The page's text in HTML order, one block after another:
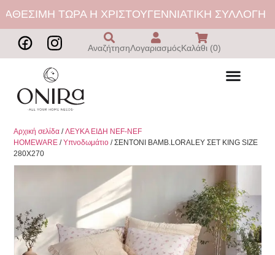
ΤΩΡΑ Η ΧΡΙΣΤΟΥΓΕΝΝΙΑΤΙΚΗ ΣΥΛΛΟΓΗ |
ΑναζήτησηΛογαριασμόςΚαλάθι (0)
Αρχική σελίδα /ΛΕΥΚΑ ΕΙΔΗ NEF-NEF
HOMEWARE /Υπνοδωμάτιο / ΣΕΝΤΟΝΙ ΒΑΜΒ.LORALEY ΣΕΤ KING SIZE
280Χ270